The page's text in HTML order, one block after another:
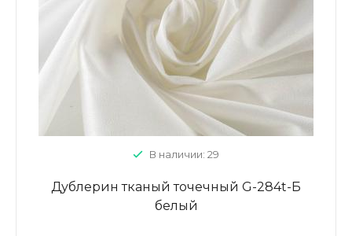
В наличии: 29
Дублерин тканый точечный G-284t-Б
белый